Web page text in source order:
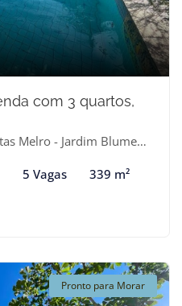
com 3 quartos,
Jardim Blumenau, Blumenau-SC
5 Vagas 339 m²
Pronto para Morar